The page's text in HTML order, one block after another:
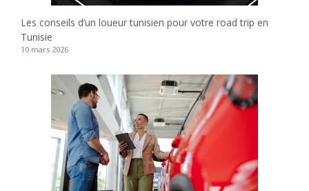
Les conseils d’un loueur tunisien pour votre road trip en
Tunisie
10 mars 2026